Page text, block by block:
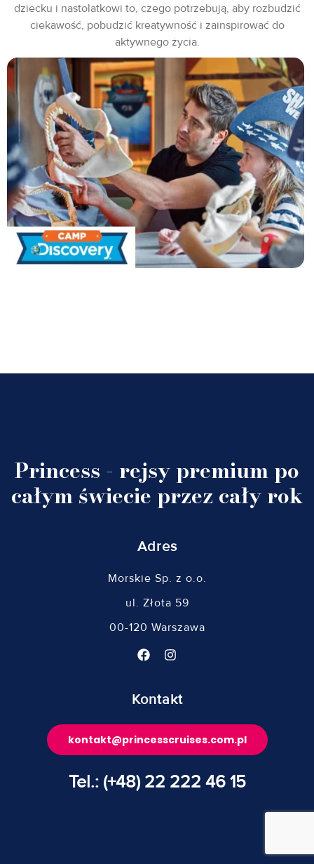
dziecku i nastolatkowi to, czego potrzebują, aby rozbudzić
ciekawość, pobudzić kreatywność i zainspirować do
aktywnego życia.
Princess - rejsy premium po
całym świecie przez cały rok
Adres
Morskie Sp. z o.o.
ul. Złota 59
00-120 Warszawa
Kontakt
kontakt@princesscruises.com.pl
Tel.: (+48) 22 222 46 15